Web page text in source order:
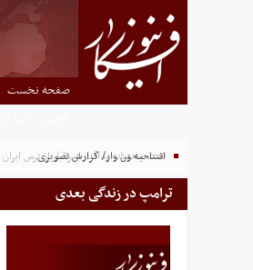
صفحه نخست
افتتاحیه ون وار/ گزارش تصویری
تست مخفیانه پدافند اسرائیل از ترس ایران
ترامپ در زندگی بعدی